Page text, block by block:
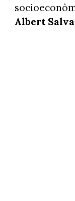
Albert